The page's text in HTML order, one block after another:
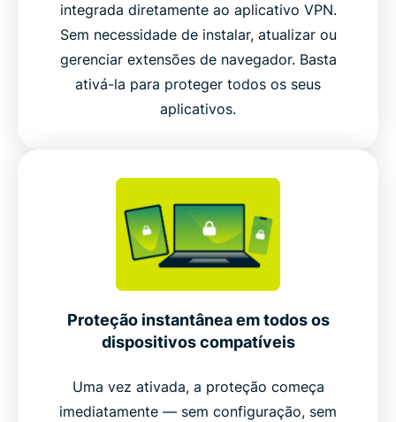
integrada diretamente ao aplicativo VPN.
Sem necessidade de instalar, atualizar ou
gerenciar extensões de navegador. Basta
ativá-la para proteger todos os seus
aplicativos.
Proteção instantânea em todos os
dispositivos compatíveis
Uma vez ativada, a proteção começa
imediatamente — sem configuração, sem